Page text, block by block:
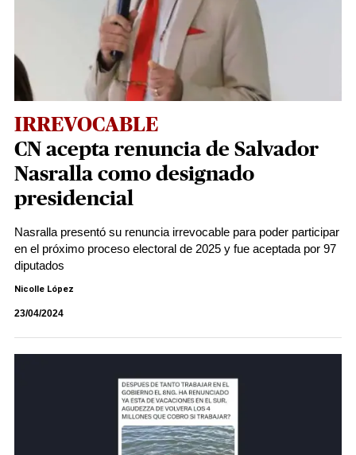
IRREVOCABLE
CN acepta renuncia de Salvador
Nasralla como designado
presidencial
Nasralla presentó su renuncia irrevocable para poder participar
en el próximo proceso electoral de 2025 y fue aceptada por 97
diputados
Nicolle López
23/04/2024